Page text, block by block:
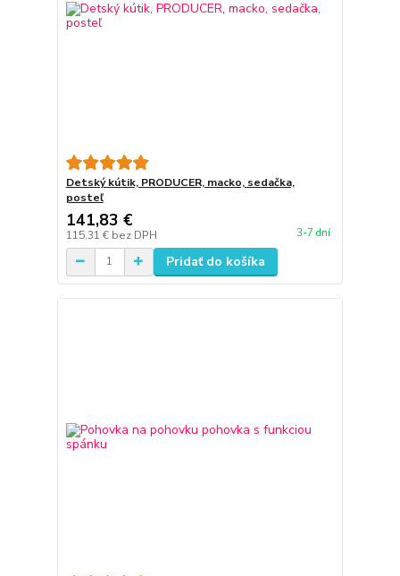
Detský kútik, PRODUCER, macko, sedačka,
posteľ
141,83 €
115,31 € bez DPH 3-7 dní
Pridať do košíka